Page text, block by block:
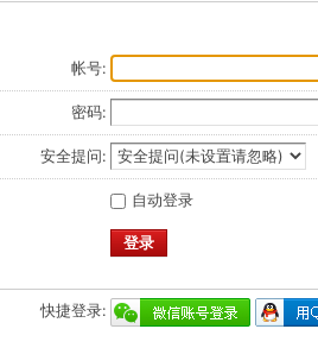
帐号:
密码:
安全提问:
自动登录
登录
快捷登录: